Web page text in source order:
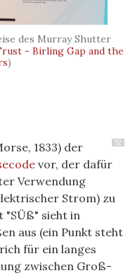
des Murray Shutter
- Birling Gap and the
)
52
1833) der
vor, der dafür
Verwendung
Strom) zu
"SÜß" sieht in
aus (ein Punkt steht
für ein langes
zwischen Groß-